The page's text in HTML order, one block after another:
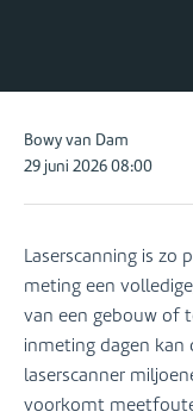
Posted
by:
Bowy van Dam
29 juni 2026 08:00
Laserscanning is zo
meting een
van een gebouw of
inmeting dagen kan
laserscanner
voorkomt